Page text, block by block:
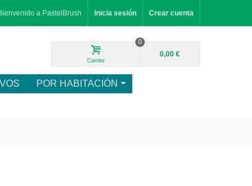
a PastelBrush Inicia sesión Crear cuenta
Carrito
0
0,00 €
POR HABITACIÓN